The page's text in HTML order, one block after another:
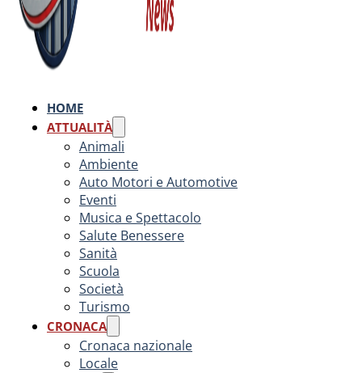
HOME
ATTUALITÀ
Animali
Ambiente
Auto Motori e Automotive
Eventi
Musica e Spettacolo
Salute Benessere
Sanità
Scuola
Società
Turismo
CRONACA
Cronaca nazionale
Locale